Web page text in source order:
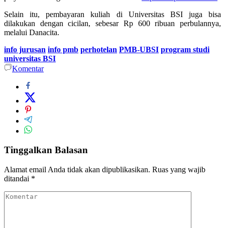
Selain itu, pembayaran kuliah di Universitas BSI juga bisa
dilakukan dengan cicilan, sebesar Rp 600 ribuan perbulannya,
melalui Danacita.
info jurusan info pmb perhotelan PMB-UBSI program studi
universitas BSI
Komentar
Tinggalkan Balasan
Alamat email Anda tidak akan dipublikasikan. Ruas yang wajib
ditandai *